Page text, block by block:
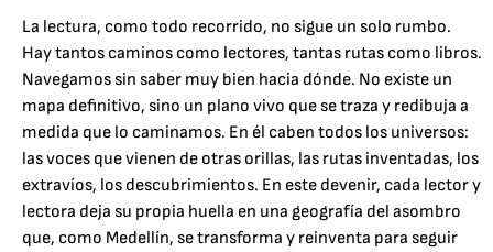
La lectura, como todo recorrido, no sigue un solo rumbo.
Hay tantos caminos como lectores, tantas rutas como libros.
Navegamos sin saber muy bien hacia dónde. No existe un
mapa definitivo, sino un plano vivo que se traza y redibuja a
medida que lo caminamos. En él caben todos los universos:
las voces que vienen de otras orillas, las rutas inventadas, los
extravíos, los descubrimientos. En este devenir, cada lector y
lectora deja su propia huella en una geografía del asombro
que, como Medellín, se transforma y reinventa para seguir